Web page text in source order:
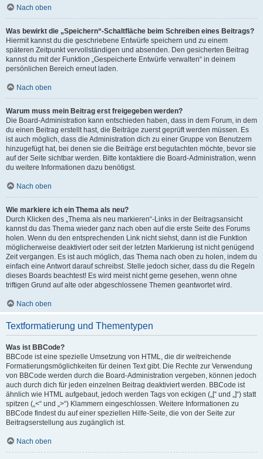
Nach oben
Was bewirkt die „Speichern“-Schaltfläche beim Schreiben eines Beitrags?
Hiermit kannst du die geschriebene Entwürfe speichern und zu einem
späteren Zeitpunkt vervollständigen und absenden. Den gesicherten Beitrag
kannst du mit der Funktion „Gespeicherte Entwürfe verwalten“ in deinem
persönlichen Bereich erneut laden.
Nach oben
Warum muss mein Beitrag erst freigegeben werden?
Die Board-Administration kann entschieden haben, dass in dem Forum, in dem
du einen Beitrag erstellt hast, die Beiträge zuerst geprüft werden müssen. Es
ist auch möglich, dass die Administration dich zu einer Gruppe von Benutzern
hinzugefügt hat, bei denen sie die Beiträge erst begutachten möchte, bevor sie
auf der Seite sichtbar werden. Bitte kontaktiere die Board-Administration, wenn
du weitere Informationen dazu benötigst.
Nach oben
Wie markiere ich ein Thema als neu?
Durch Klicken des „Thema als neu markieren“-Links in der Beitragsansicht
kannst du das Thema wieder ganz nach oben auf die erste Seite des Forums
holen. Wenn du den entsprechenden Link nicht siehst, dann ist die Funktion
möglicherweise deaktiviert oder seit der letzten Markierung ist nicht genügend
Zeit vergangen. Es ist auch möglich, das Thema nach oben zu holen, indem du
einfach eine Antwort darauf schreibst. Stelle jedoch sicher, dass du die Regeln
dieses Boards beachtest! Es wird meist nicht gerne gesehen, wenn ohne
triftigen Grund auf alte oder abgeschlossene Themen geantwortet wird.
Nach oben
Textformatierung und Thementypen
Was ist BBCode?
BBCode ist eine spezielle Umsetzung von HTML, die dir weitreichende
Formatierungsmöglichkeiten für deinen Text gibt. Die Rechte zur Verwendung
von BBCode werden durch die Board-Administration vergeben, können jedoch
auch durch dich für jeden einzelnen Beitrag deaktiviert werden. BBCode ist
ähnlich wie HTML aufgebaut, jedoch werden Tags von eckigen („[“ und „]“) statt
spitzen („<“ und „>“) Klammern eingeschlossen. Weitere Informationen zu
BBCode findest du auf einer speziellen Hilfe-Seite, die von der Seite zur
Beitragserstellung aus zugänglich ist.
Nach oben